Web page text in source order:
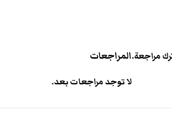
المراجعات
لا توجد مراجعات بعد.
مراجعة.